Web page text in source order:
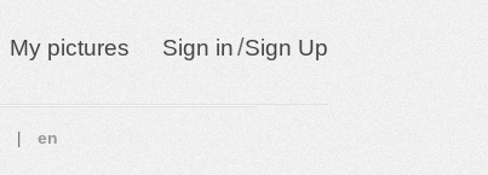
My pictures Sign in/Sign Up
en